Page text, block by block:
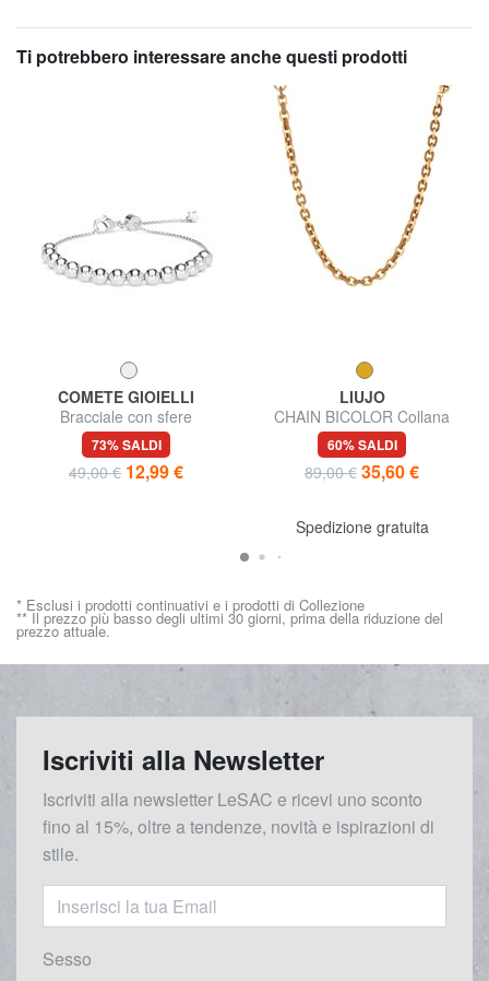
Ti potrebbero interessare anche questi prodotti
COMETE GIOIELLI
Bracciale con sfere
73% SALDI
49,00 € 12,99 €
LIUJO
CHAIN BICOLOR Collana
60% SALDI
89,00 € 35,60 €
Spedizione gratuita
* Esclusi i prodotti continuativi e i prodotti di Collezione
** Il prezzo più basso degli ultimi 30 giorni, prima della riduzione del
prezzo attuale.
Iscriviti alla Newsletter
Iscriviti alla newsletter LeSAC e ricevi uno sconto
fino al 15%, oltre a tendenze, novità e ispirazioni di
stile.
Sesso